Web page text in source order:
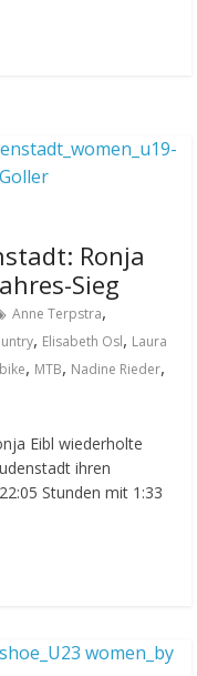
Ronja
Sieg
Anne Terpstra,
, Elisabeth Osl, Laura
, MTB, Nadine Rieder,
Eibl wiederholte
ihren
Stunden mit 1:33